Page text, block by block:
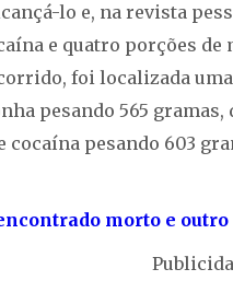
lo e, na revista
e quatro porções de
foi localizada
pesando 565 gramas,
cocaína pesando 603
morto e